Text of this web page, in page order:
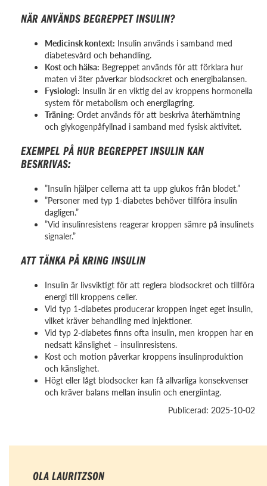
NÄR ANVÄNDS BEGREPPET INSULIN?
Medicinsk kontext: Insulin används i samband med
diabetesvård och behandling.
Kost och hälsa: Begreppet används för att förklara hur
maten vi äter påverkar blodsockret och energibalansen.
Fysiologi: Insulin är en viktig del av kroppens hormonella
system för metabolism och energilagring.
Träning: Ordet används för att beskriva återhämtning
och glykogenpåfyllnad i samband med fysisk aktivitet.
EXEMPEL PÅ HUR BEGREPPET INSULIN KAN
BESKRIVAS:
”Insulin hjälper cellerna att ta upp glukos från blodet.”
”Personer med typ 1-diabetes behöver tillföra insulin
dagligen.”
”Vid insulinresistens reagerar kroppen sämre på insulinets
signaler.”
ATT TÄNKA PÅ KRING INSULIN
Insulin är livsviktigt för att reglera blodsockret och tillföra
energi till kroppens celler.
Vid typ 1-diabetes producerar kroppen inget eget insulin,
vilket kräver behandling med injektioner.
Vid typ 2-diabetes finns ofta insulin, men kroppen har en
nedsatt känslighet – insulinresistens.
Kost och motion påverkar kroppens insulinproduktion
och känslighet.
Högt eller lågt blodsocker kan få allvarliga konsekvenser
och kräver balans mellan insulin och energiintag.
Publicerad: 2025-10-02
OLA LAURITZSON